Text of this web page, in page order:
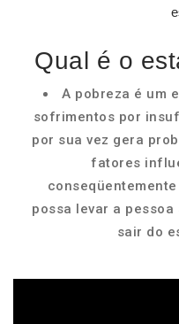
Qual é o
A pobreza é um
sofrimentos por
por sua vez gera
fatores
possa levar a
sair do